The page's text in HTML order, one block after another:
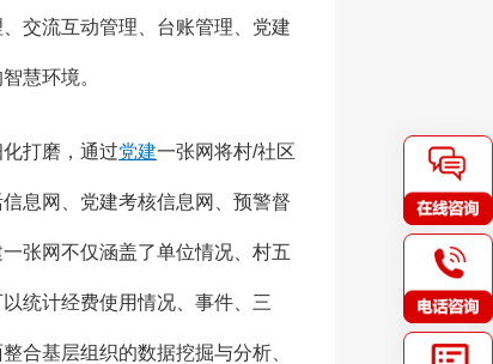
交流互动管理、台账管理、党建
慧环境。
打磨，通过党建一张网将村/社区
息网、党建考核信息网、预警督
张网不仅涵盖了单位情况、村五
统计经费使用情况、事件、三
合基层组织的数据挖掘与分析、